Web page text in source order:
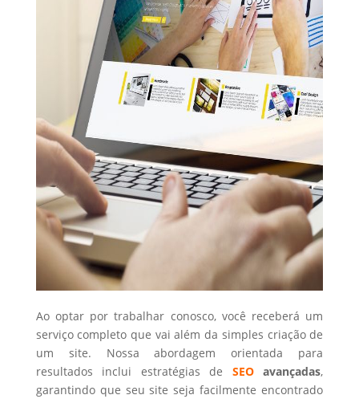
Ao optar por trabalhar conosco, você receberá um
serviço completo que vai além da simples criação de
um site. Nossa abordagem orientada para
resultados inclui estratégias de SEOavançadas,
garantindo que seu site seja facilmente encontrado